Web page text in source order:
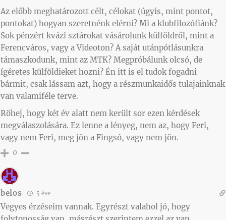
Az előbb meghatározott célt, célokat (úgyis, mint pontot,
pontokat) hogyan szeretnénk elérni? Mi a klubfilozófiánk?
Sok pénzért kvázi sztárokat vásárolunk külföldről, mint a
Ferencváros, vagy a Videoton? A saját utánpótlásunkra
támaszkodunk, mint az MTK? Megpróbálunk olcsó, de
ígéretes külföldieket hozni? Én itt is el tudok fogadni
bármit, csak lássam azt, hogy a részmunkaidős tulajainknak
van valamiféle terve.
Röhej, hogy két év alatt nem került sor ezen kérdések
megválaszolására. Ez lenne a lényeg, nem az, hogy Feri,
vagy nem Feri, meg jön a Fingsó, vagy nem jön.
0
belos 5 éve
Vegyes érzéseim vannak. Egyrészt valahol jó, hogy